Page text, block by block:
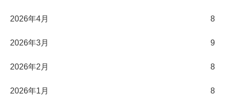
2026年4月 8
2026年3月 9
2026年2月 8
2026年1月 8